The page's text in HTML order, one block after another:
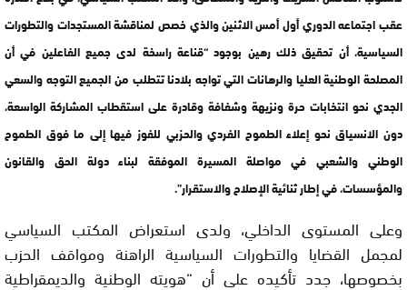
عقب اجتماعه الدوري أول أمس الاثنين والذي خصص لمناقشة المستجدات والتطورات
السياسية، أن تحقيق ذلك رهين بوجود “قناعة راسخة لدى جميع الفاعلين في أن
المصلحة الوطنية العليا والرهانات التي تواجه بلادنا تتطلب من الجميع التوجه والسعي
الجدي نحو انتخابات حرة ونزيهة وشفافة وقادرة على استقطاب المشاركة الواسعة،
دون الانسياق نحو إعلاء الطموح الفردي والحزبي للفوز فيها إلى ما فوق الطموح
الوطني والشعبي في مواصلة المسيرة الموفقة لبناء دولة الحق والقانون
والمؤسسات، في إطار ثنائية الإصلاح والاستقرار”.
وعلى المستوى الداخلي، ولدى استعراض المكتب السياسي
لمجمل القضايا والتطورات السياسية الراهنة ومواقف الحزب
بخصوصها، جدد تأكيده على أن “هويته الوطنية والديمقراطية